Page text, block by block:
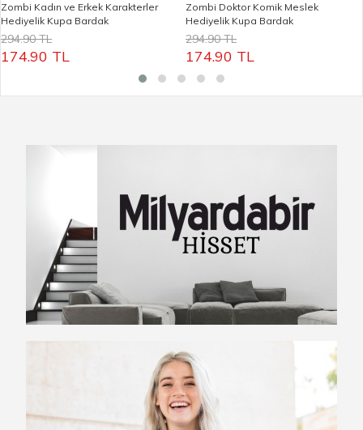
Zombi Kadın ve Erkek Karakterler
Hediyelik Kupa Bardak
294.90 TL
174.90 TL
Zombi Doktor Komik Meslek
Hediyelik Kupa Bardak
294.90 TL
174.90 TL